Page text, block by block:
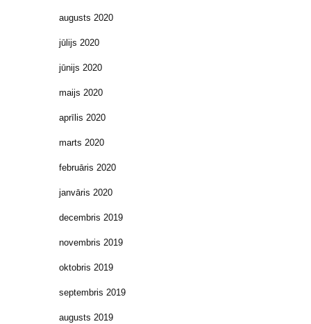
augusts 2020
jūlijs 2020
jūnijs 2020
maijs 2020
aprīlis 2020
marts 2020
februāris 2020
janvāris 2020
decembris 2019
novembris 2019
oktobris 2019
septembris 2019
augusts 2019